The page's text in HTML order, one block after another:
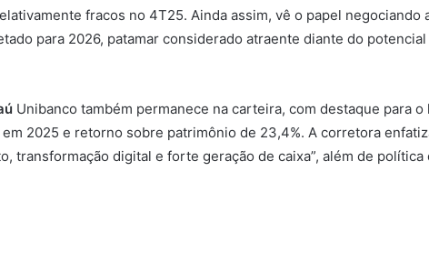
fracos no 4T25. Ainda assim, vê o papel negociando
para 2026, patamar considerado atraente diante do potencial
Unibanco também permanece na carteira, com destaque para o
2025 e retorno sobre patrimônio de 23,4%. A corretora
transformação digital e forte geração de caixa”, além de política